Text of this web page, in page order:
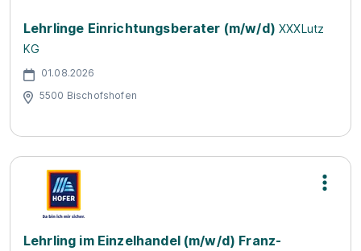
Lehrlinge Einrichtungsberater (m/w/d) XXXLutz
KG
01.08.2026
5500 Bischofshofen
Lehrling im Einzelhandel (m/w/d) Franz-